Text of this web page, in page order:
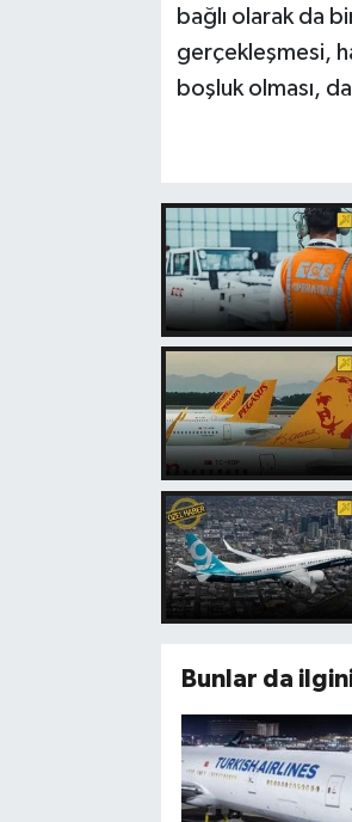
bağlı olarak da
gerçekleşmesi,
boşluk olması,
Bunlar da